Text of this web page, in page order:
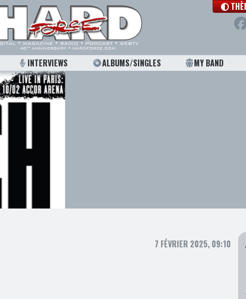
INTERVIEWS ALBUMS/SINGLES MY BAND
7 FÉVRIER 2025, 09:10